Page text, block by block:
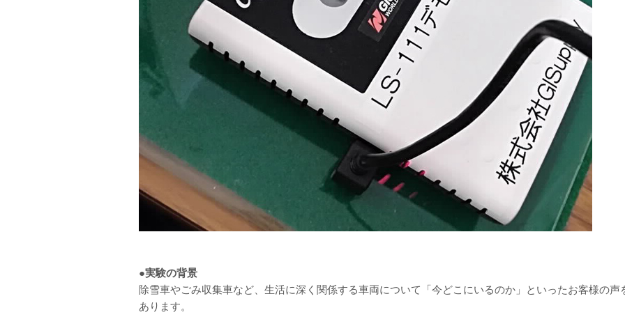
●実験の背景
除雪車やごみ収集車など、生活に深く関係する車両について「今どこにいるのか」といったお客様の声
あります。